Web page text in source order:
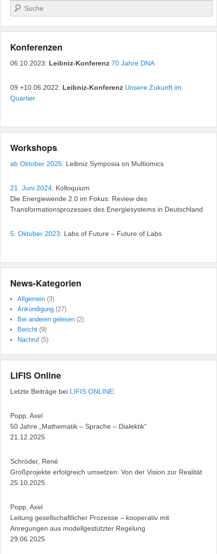
Search
Konferenzen
06.10.2023: Leibniz-Konferenz 70 Jahre DNA
09.+10.06.2022: Leibniz-Konferenz Unsere Zukunft im
Quartier
Workshops
ab Oktober 2025: Leibniz Symposia on Multiomics
21. Juni 2024: Kolloquium
Die Energiewende 2.0 im Fokus: Review des
Transformationsprozesses des Energiesystems in Deutschland
5. Oktober 2023: Labs of Future – Future of Labs
News-Kategorien
Allgemein (3)
Ankündigung (27)
Bei anderen gelesen (2)
Bericht (9)
Nachruf (5)
LIFIS Online
Letzte Beiträge bei LIFIS ONLINE:
Popp, Axel
50 Jahre „Mathematik – Sprache – Dialektik“
21.12.2025
Schröder, René
Großprojekte erfolgreich umsetzen: Von der Vision zur Realität
25.10.2025
Popp, Axel
Leitung gesellschaftlicher Prozesse – kooperativ mit
Anregungen aus modellgestützter Regelung
29.06.2025